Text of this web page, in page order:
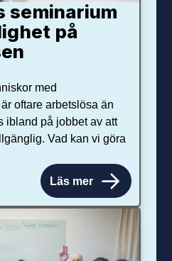
seminarium
på
med
oftare arbetslösa än
ibland på jobbet av att
Vad kan vi göra
Läs mer